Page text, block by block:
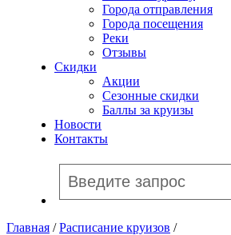
Города отправления
Города посещения
Реки
Отзывы
Скидки
Акции
Сезонные скидки
Баллы за круизы
Новости
Контакты
Главная /Расписание круизов /